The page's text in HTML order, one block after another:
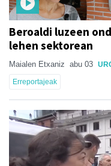
Beroaldi luzeen
lehen sektorean
Maialen Etxaniz abu 03
Erreportajeak